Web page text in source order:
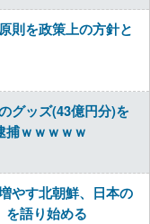
則を政策上の方針と
グッズ(43億円分)を
捕ｗｗｗｗｗ
やす北朝鮮、日本の
を語り始める